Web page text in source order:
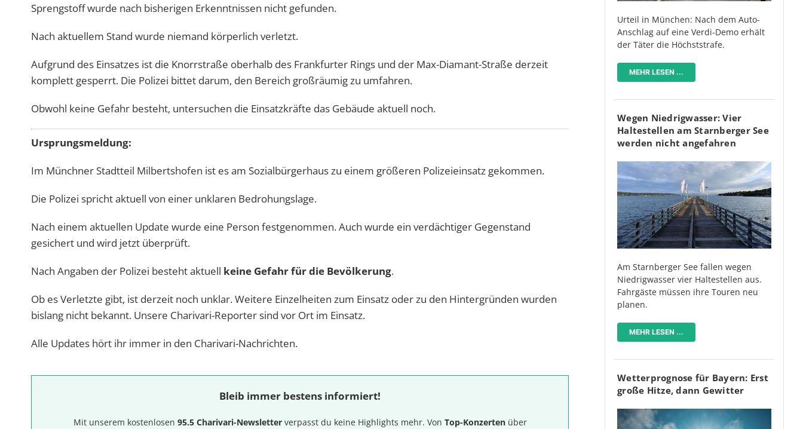
Sprengstoff wurde nach bisherigen Erkenntnissen nicht gefunden.
Nach aktuellem Stand wurde niemand körperlich verletzt.
Aufgrund des Einsatzes ist die Knorrstraße oberhalb des Frankfurter Rings und der Max-Diamant-Straße derzeit
komplett gesperrt. Die Polizei bittet darum, den Bereich großräumig zu umfahren.
Obwohl keine Gefahr besteht, untersuchen die Einsatzkräfte das Gebäude aktuell noch.
Ursprungsmeldung:
Im Münchner Stadtteil Milbertshofen ist es am Sozialbürgerhaus zu einem größeren Polizeieinsatz gekommen.
Die Polizei spricht aktuell von einer unklaren Bedrohungslage.
Nach einem aktuellen Update wurde eine Person festgenommen. Auch wurde ein verdächtiger Gegenstand
gesichert und wird jetzt überprüft.
Nach Angaben der Polizei besteht aktuell keine Gefahr für die Bevölkerung.
Ob es Verletzte gibt, ist derzeit noch unklar. Weitere Einzelheiten zum Einsatz oder zu den Hintergründen wurden
bislang nicht bekannt. Unsere Charivari-Reporter sind vor Ort im Einsatz.
Alle Updates hört ihr immer in den Charivari-Nachrichten.
Bleib immer bestens informiert!
Mit unserem kostenlosen 95.5 Charivari-Newsletterverpasst du keine Highlights mehr. Von Top-Konzertenüber
Urteil in München: Nach dem Auto-
Anschlag auf eine Verdi-Demo erhält
der Täter die Höchststrafe.
MEHR LESEN ...
Wegen Niedrigwasser: Vier
Haltestellen am Starnberger See
werden nicht angefahren
Am Starnberger See fallen wegen
Niedrigwasser vier Haltestellen aus.
Fahrgäste müssen ihre Touren neu
planen.
MEHR LESEN ...
Wetterprognose für Bayern: Erst
große Hitze, dann Gewitter